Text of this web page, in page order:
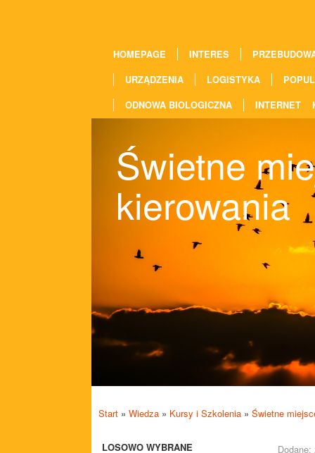
HOMEPAGE INTERES
URZĄDZENIA
LOGISTYKA
ODNOWA BIOLOGICZNA
INTERNET
Świetne
kierowania
Start » Wiedza » Kursy i Szkolenia » Świetne
LOSOWO WYBRANE
Dodane: